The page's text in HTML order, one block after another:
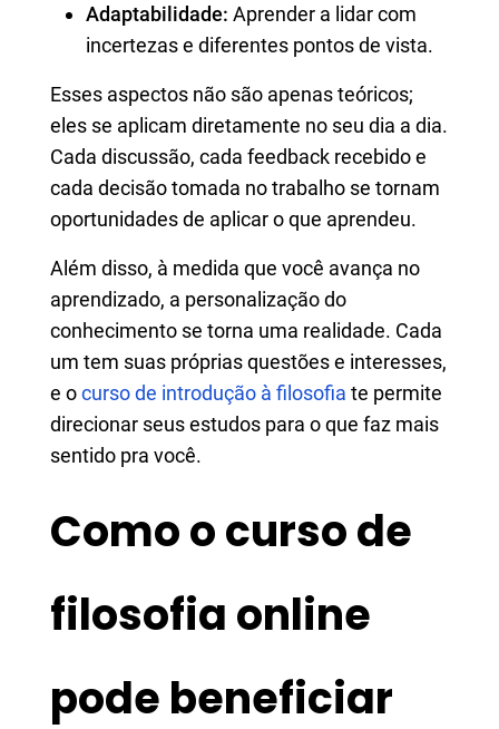
Adaptabilidade: Aprender a lidar com
incertezas e diferentes pontos de vista.
Esses aspectos não são apenas teóricos;
eles se aplicam diretamente no seu dia a dia.
Cada discussão, cada feedback recebido e
cada decisão tomada no trabalho se tornam
oportunidades de aplicar o que aprendeu.
Além disso, à medida que você avança no
aprendizado, a personalização do
conhecimento se torna uma realidade. Cada
um tem suas próprias questões e interesses,
e ocurso de introdução à filosofia te permite
direcionar seus estudos para o que faz mais
sentido pra você.
Como o curso de
filosofia online
pode beneficiar